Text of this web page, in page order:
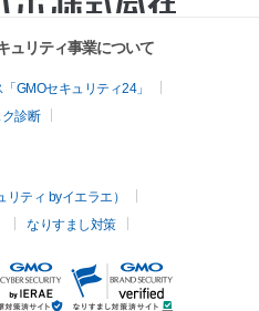
ュリティ事業について
GMOセキュリティ24」
診断
ティ byイエラエ）
なりすまし対策